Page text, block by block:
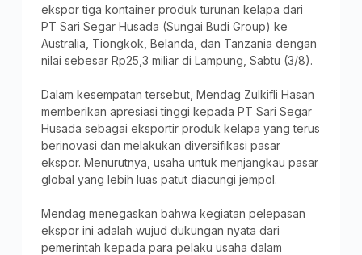
ekspor tiga kontainer produk turunan kelapa dari
PT Sari Segar Husada (Sungai Budi Group) ke
Australia, Tiongkok, Belanda, dan Tanzania dengan
nilai sebesar Rp25,3 miliar di Lampung, Sabtu (3/8).
Dalam kesempatan tersebut, Mendag Zulkifli Hasan
memberikan apresiasi tinggi kepada PT Sari Segar
Husada sebagai eksportir produk kelapa yang terus
berinovasi dan melakukan diversifikasi pasar
ekspor. Menurutnya, usaha untuk menjangkau pasar
global yang lebih luas patut diacungi jempol.
Mendag menegaskan bahwa kegiatan pelepasan
ekspor ini adalah wujud dukungan nyata dari
pemerintah kepada para pelaku usaha dalam